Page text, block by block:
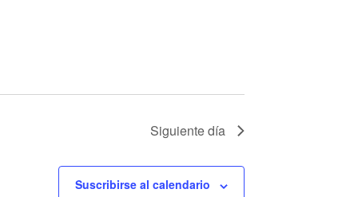
Siguiente día
Suscribirse al calendario